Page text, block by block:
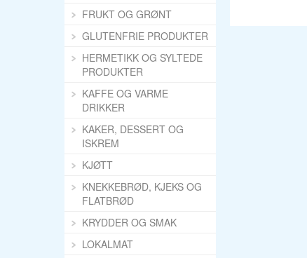
FRUKT OG GRØNT
GLUTENFRIE PRODUKTER
HERMETIKK OG SYLTEDE
PRODUKTER
KAFFE OG VARME
DRIKKER
KAKER, DESSERT OG
ISKREM
KJØTT
KNEKKEBRØD, KJEKS OG
FLATBRØD
KRYDDER OG SMAK
LOKALMAT